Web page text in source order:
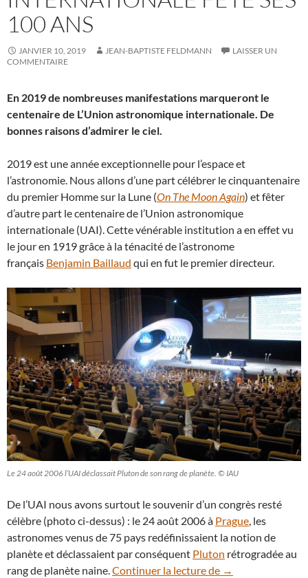
100 ANS
JANVIER 10, 2019 JEAN-BAPTISTE FELDMANN
LAISSER UN
COMMENTAIRE
En 2019 de nombreuses manifestations marqueront le
centenaire de L’Union astronomique internationale. De
bonnes raisons d’admirer le ciel.
2019 est une année exceptionnelle pour l’espace et
l’astronomie. Nous allons d’une part célébrer le cinquantenaire
du premier Homme sur la Lune (On The Moon Again) et fêter
d’autre part le centenaire de l’Union astronomique
internationale (UAI). Cette vénérable institution a en effet vu
le jour en 1919 grâce à la ténacité de l’astronome
français Benjamin Baillaud qui en fut le premier directeur.
Le 24 août 2006 l’UAI déclassait Pluton de son rang de planète. © IAU
De l’UAI nous avons surtout le souvenir d’un congrès resté
célèbre (photo ci-dessus) : le 24 août 2006 à Prague, les
astronomes venus de 75 pays redéfinissaient la notion de
planète et déclassaient par conséquent Pluton rétrogradée au
rang de planète naine.Continuer la lecture de L’Union
→